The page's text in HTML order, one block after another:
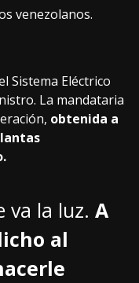
venezolanos.
Sistema Eléctrico
La mandataria
obtenida a
va la luz. A
al